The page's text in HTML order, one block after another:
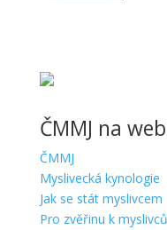
ČMMJ na
ČMMJ
Myslivecká kynologie
Jak se stát myslivcem
Pro zvěřinu k